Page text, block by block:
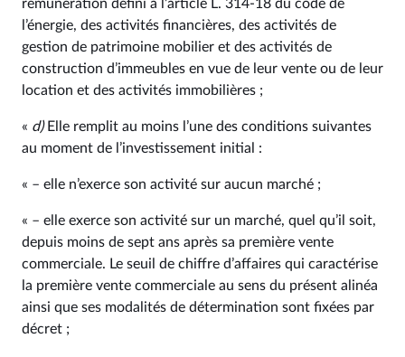
rémunération défini à l’article L. 314‑18 du code de
l’énergie, des activités financières, des activités de
gestion de patrimoine mobilier et des activités de
construction d’immeubles en vue de leur vente ou de leur
location et des activités immobilières ;
« d)Elle remplit au moins l’une des conditions suivantes
au moment de l’investissement initial :
« – elle n’exerce son activité sur aucun marché ;
« – elle exerce son activité sur un marché, quel qu’il soit,
depuis moins de sept ans après sa première vente
commerciale. Le seuil de chiffre d’affaires qui caractérise
la première vente commerciale au sens du présent alinéa
ainsi que ses modalités de détermination sont fixées par
décret ;